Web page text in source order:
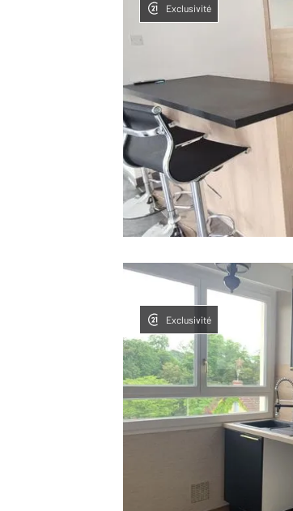
Exclusivité
Exclusivité